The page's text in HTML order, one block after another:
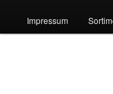
Impressum